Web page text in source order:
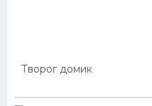
Творог домик